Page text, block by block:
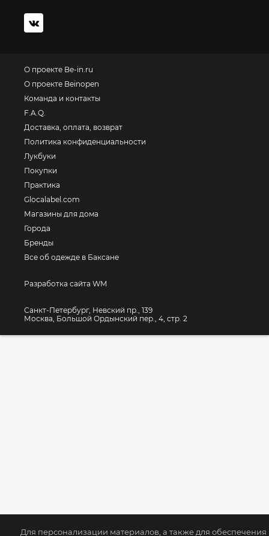
Для персонализации материалов, а также для обеспечения
О проекте Be-in.ru
О проекте Beinopen
Команда и контакты
F.A.Q.
Доставка, оплата, возврат
Политика конфиденциальности
Лукбуки
Покупки
Практика
Glocalabel.com
Магазины для дома
Города
Бренды
Все об одежде в Баксане
Разработка сайта WM
Санкт-Петербург, Невский пр., 139
Москва, Большой Ордынский пер., 4, стр. 2